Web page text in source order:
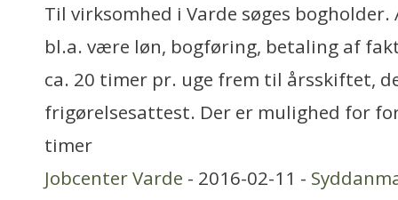
Til virksomhed i Varde søges
bl.a. være løn, bogføring, betaling af
ca. 20 timer pr. uge frem til årsskiftet,
frigørelsesattest. Der er mulighed for
timer
Jobcenter Varde - 2016-02-11 -